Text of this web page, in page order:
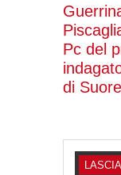
Pc del
di